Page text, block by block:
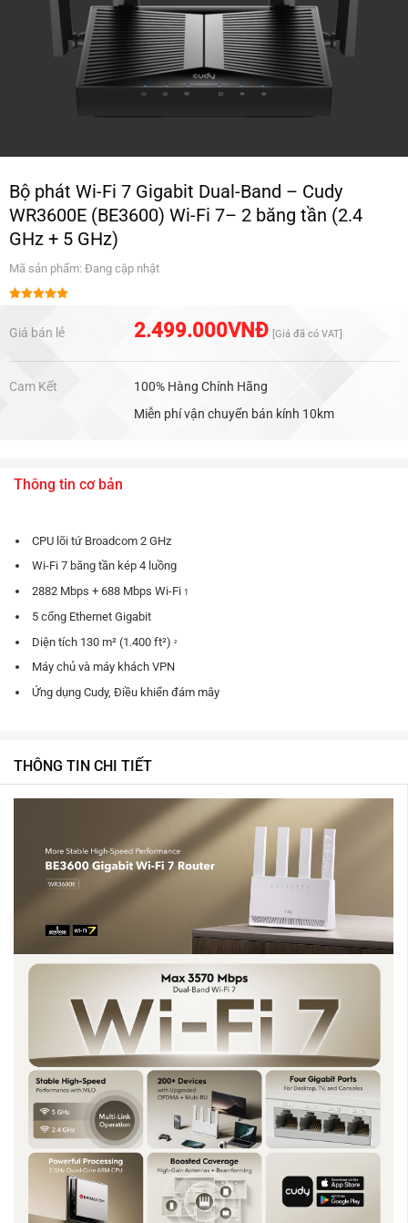
Bộ phát Wi-Fi 7 Gigabit Dual-Band – Cudy
WR3600E (BE3600) Wi-Fi 7– 2 băng tần (2.4
GHz + 5 GHz)
Mã sản phẩm: Đang cập nhật
5 sao
Giá bán lẻ 2.499.000VNĐ [Giá đã có VAT]
Cam Kết
100% Hàng Chính Hãng
Miễn phí vận chuyển bán kính 10km
Thông tin cơ bản
CPU lõi tứ Broadcom 2 GHz
Wi-Fi 7 băng tần kép 4 luồng
2882 ​​Mbps + 688 Mbps Wi-Fi 1
5 cổng Ethernet Gigabit
Diện tích 130 m² (1.400 ft²) ²
Máy chủ và máy khách VPN
Ứng dụng Cudy, Điều khiển đám mây
THÔNG TIN CHI TIẾT